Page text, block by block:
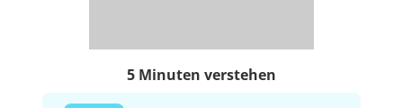
5 Minuten verstehen